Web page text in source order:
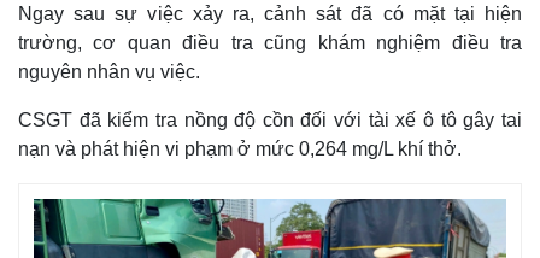
Ngay sau sự việc xảy ra, cảnh sát đã có mặt tại hiện
trường, cơ quan điều tra cũng khám nghiệm điều tra
nguyên nhân vụ việc.
CSGT đã kiểm tra nồng độ cồn đối với tài xế ô tô gây tai
nạn và phát hiện vi phạm ở mức 0,264 mg/L khí thở.